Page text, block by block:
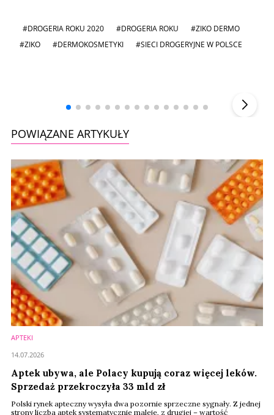
#DROGERIA ROKU 2020 #DROGERIA ROKU
#ZIKO DERMO
#ZIKO
#DERMOKOSMETYKI #SIECI DROGERYJNE W POLSCE
POWIĄZANE ARTYKUŁY
APTEKI
Aptek ubywa, ale Polacy kupują coraz więcej leków.
Sprzedaż przekroczyła 33 mld zł
Polski rynek apteczny wysyła dwa pozornie sprzeczne sygnały. Z jednej
strony liczba aptek systematycznie maleje, z drugiej – wartość
14.07.2026